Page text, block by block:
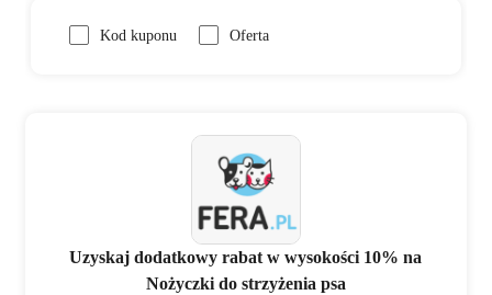
Kod kuponu Oferta
Uzyskaj dodatkowy rabat w wysokości 10% na
Nożyczki do strzyżenia psa